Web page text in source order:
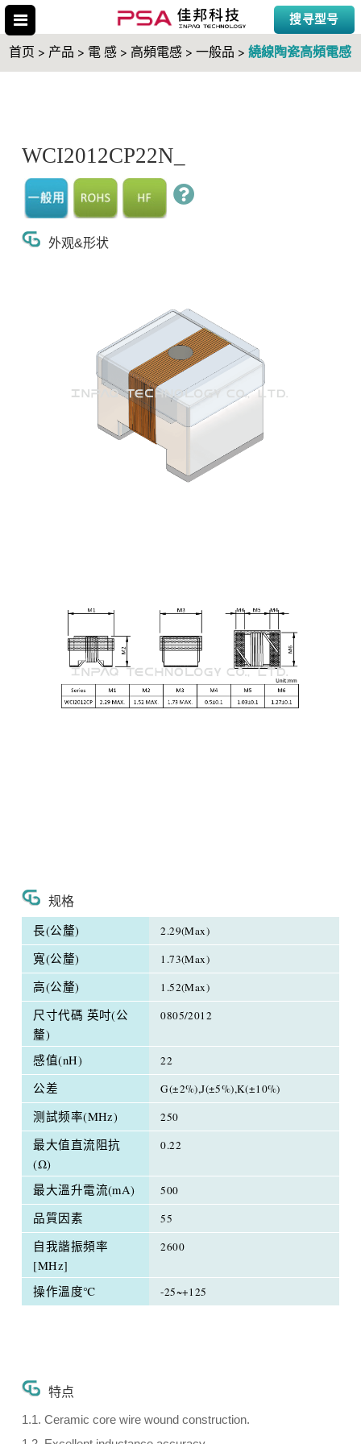
搜寻型号
首页 > 产品 > 電 感 > 高頻電感 > 一般品 >繞線陶瓷高頻電感
WCI2012CP22N_
外观&形状
规格
長(公釐) 2.29(Max)
寬(公釐) 1.73(Max)
高(公釐) 1.52(Max)
尺寸代碼 英吋(公
釐)
0805/2012
感值(nH) 22
公差 G(±2%),J(±5%),K(±10%)
测試频率(MHz) 250
最大值直流阻抗
(Ω)
0.22
最大溫升電流(mA) 500
品質因素 55
自我諧振頻率
[MHz]
2600
操作溫度℃ -25~+125
特点
1.1. Ceramic core wire wound construction.